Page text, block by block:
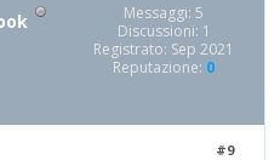
Messaggi: 5
Discussioni: 1
Registrato: Sep 2021
Reputazione: 0
#9